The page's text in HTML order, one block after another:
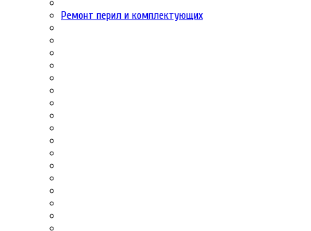
Ремонт перил и комплектующих